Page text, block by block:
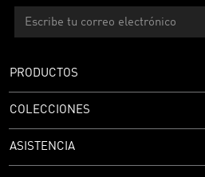
PRODUCTOS
COLECCIONES
ASISTENCIA